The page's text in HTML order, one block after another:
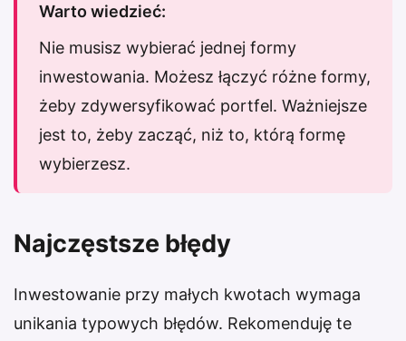
Warto wiedzieć:
Nie musisz wybierać jednej formy
inwestowania. Możesz łączyć różne formy,
żeby zdywersyfikować portfel. Ważniejsze
jest to, żeby zacząć, niż to, którą formę
wybierzesz.
Najczęstsze błędy
Inwestowanie przy małych kwotach wymaga
unikania typowych błędów. Rekomenduję te